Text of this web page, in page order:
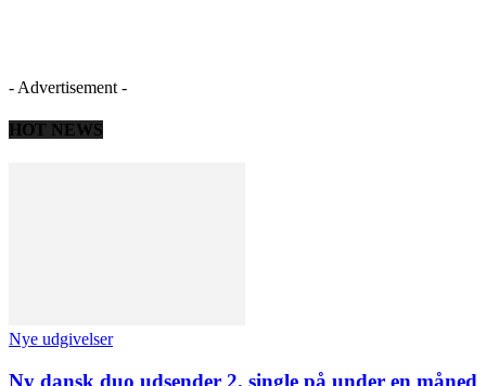
- Advertisement -
HOT NEWS
Nye udgivelser
Ny dansk duo udsender 2. single på under en måned